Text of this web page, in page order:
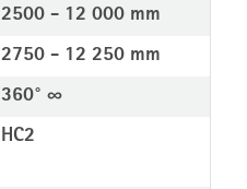
2500 - 12 000 mm
2750 - 12 250 mm
360° ∞
HC2